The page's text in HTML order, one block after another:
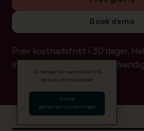
Book demo
Prøv kostnadsfritt i 30 dager.
ingen betalingsdetaljer
Vi trenger ditt samtykke for å
spille av denne videoen
Endre
personverninnstillinger